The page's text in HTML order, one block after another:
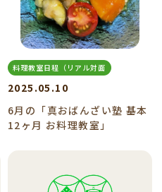
料理教室日程（リアル対面
2025.05.10
6月の「真おばんざい塾 基本
12ヶ月 お料理教室」